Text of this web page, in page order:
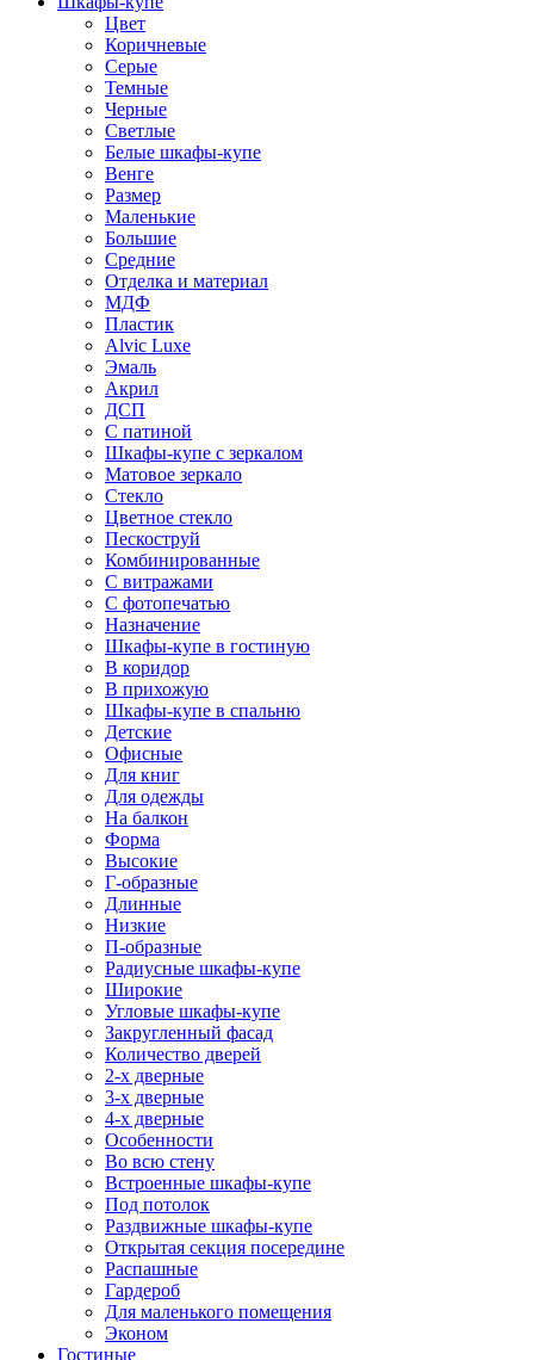
Цвет
Коричневые
Серые
Темные
Черные
Светлые
Белые шкафы-купе
Венге
Размер
Маленькие
Большие
Средние
Отделка и материал
МДФ
Пластик
Alvic Luxe
Эмаль
Акрил
ДСП
С патиной
Шкафы-купе с зеркалом
Матовое зеркало
Стекло
Цветное стекло
Пескоструй
Комбинированные
С витражами
С фотопечатью
Назначение
Шкафы-купе в гостиную
В коридор
В прихожую
Шкафы-купе в спальню
Детские
Офисные
Для книг
Для одежды
На балкон
Форма
Высокие
Г-образные
Длинные
Низкие
П-образные
Радиусные шкафы-купе
Широкие
Угловые шкафы-купе
Закругленный фасад
Количество дверей
2-х дверные
3-х дверные
4-х дверные
Особенности
Во всю стену
Встроенные шкафы-купе
Под потолок
Раздвижные шкафы-купе
Открытая секция посередине
Распашные
Гардероб
Для маленького помещения
Эконом
Гостиные